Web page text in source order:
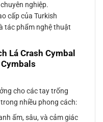
nghiệp.
cấp của Turkish
tác phẩm nghệ thuật
Lá Crash Cymbal
cho các tay trống
nhiều phong cách:
ấm, sâu, và cảm giác